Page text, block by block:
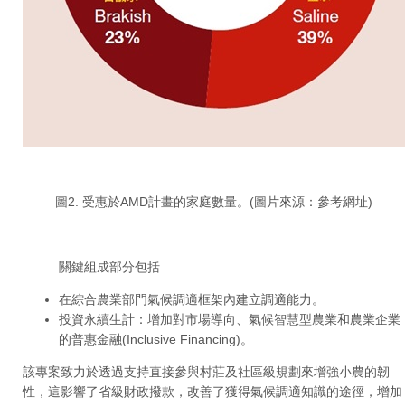
圖2. 受惠於AMD計畫的家庭數量。(圖片來源：參考網址)
關鍵組成部分包括
在綜合農業部門氣候調適框架內建立調適能力。
投資永續生計：增加對市場導向、氣候智慧型農業和農業企業
的普惠金融(Inclusive Financing)。
該專案致力於透過支持直接參與村莊及社區級規劃來增強小農的韌
性，這影響了省級財政撥款，改善了獲得氣候調適知識的途徑，增加